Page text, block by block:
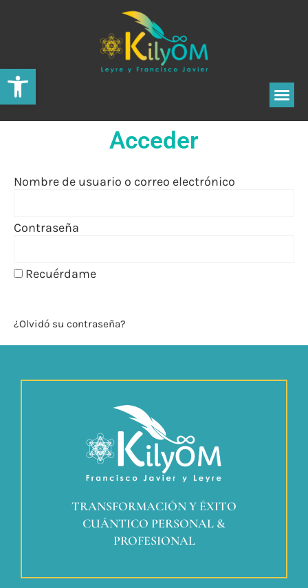
Abrir barra de herramientas
Acceder
Nombre de usuario o correo electrónico
Contraseña
Recuérdame
¿Olvidó su contraseña?
TRANSFORMACIÓN Y ÉXITO
CUÁNTICO PERSONAL &
PROFESIONAL